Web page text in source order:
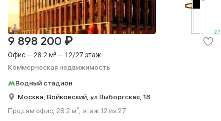
Офис — 28.2 м² — 12/27 этаж
Коммерческая недвижимость
9 898 200 ₽
Водный стадион
Москва, Войковский, ул Выборгская, 18
Продам офис, 28.2 м², этаж 12 из 27.